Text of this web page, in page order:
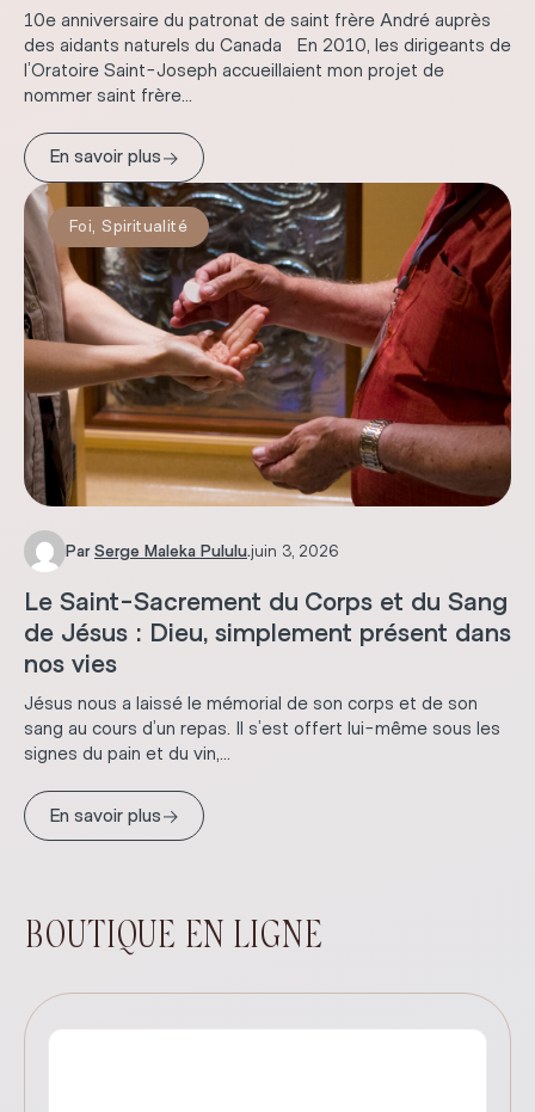
10e anniversaire du patronat de saint frère André auprès
des aidants naturels du Canada En 2010, les dirigeants de
l’Oratoire Saint-Joseph accueillaient mon projet de
nommer saint frère...
En savoir plus→
Foi ,Spiritualité
Par Serge Maleka Pululu.juin 3, 2026
Le Saint-Sacrement du Corps et du Sang
de Jésus : Dieu, simplement présent dans
nos vies
Jésus nous a laissé le mémorial de son corps et de son
sang au cours d’un repas. Il s’est offert lui-même sous les
signes du pain et du vin,...
En savoir plus→
BOUTIQUE EN LIGNE